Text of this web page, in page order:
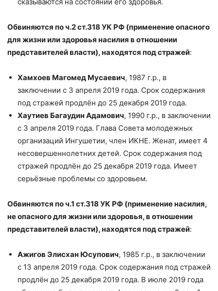
Обвиняются по ч.2 ст.318 УК РФ (применение опасного
для жизни или здоровья насилия в отношении
представителей власти), находятся под стражей:
Хамхоев Магомед Мусаевич, 1987 г.р., в
заключении с 3 апреля 2019 года. Срок содержания
под стражей продлён до 25 декабря 2019 года.
Хаутиев Багаудин Адамович, 1990 г.р., в заключении
с 3 апреля 2019 года. Глава Совета молодежных
организаций Ингушетии, член ИКНЕ. Женат, имеет 4
несовершеннолетних детей. Срок содержания под
стражей продлён до 25 декабря 2019 года. Имеет
серьёзные проблемы со здоровьем.
Обвиняются по ч.1 ст.318 УК РФ (применение насилия,
не опасного для жизни или здоровья, в отношении
представителей власти), находятся под стражей:
Ажигов Элисхан Юсупович, 1985 г.р., в заключении
с 13 апреля 2019 года. Срок содержания под стражей
продлён до 25 декабря 2019 года. В июле 2019 года